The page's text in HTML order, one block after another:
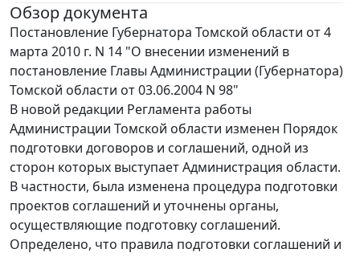
Обзор документа
Постановление Губернатора Томской области от 4
марта 2010 г. N 14 "О внесении изменений в
постановление Главы Администрации (Губернатора)
Томской области от 03.06.2004 N 98"
В новой редакции Регламента работы
Администрации Томской области изменен Порядок
подготовки договоров и соглашений, одной из
сторон которых выступает Администрация области.
В частности, была изменена процедура подготовки
проектов соглашений и уточнены органы,
осуществляющие подготовку соглашений.
Определено, что правила подготовки соглашений и